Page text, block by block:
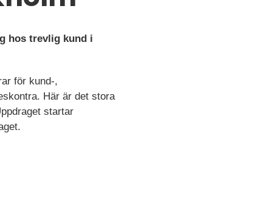
hos trevlig kund i
för kund-,
Här är det stora
startar